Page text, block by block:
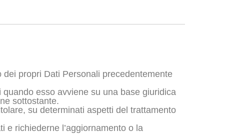
propri Dati Personali precedentemente
esso avviene su una base giuridica
sottostante.
su determinati aspetti del trattamento
e richiederne l’aggiornamento o la